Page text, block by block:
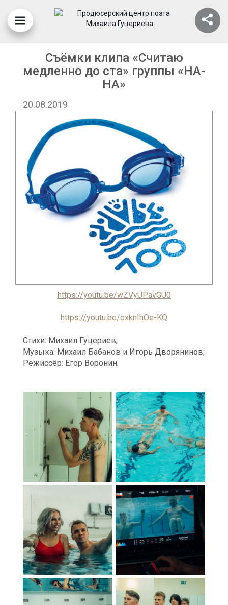
Съёмки клипа «Считаю
медленно до ста» группы «НА-
НА»
20.08.2019
https://youtu.be/wZVyUPavGU0
https://youtu.be/oxknIhOe-KQ
Стихи: Михаил Гуцериев;
Музыка: Михаил Бабанов и Игорь Дворянинов;
Режиссёр: Егор Воронин.